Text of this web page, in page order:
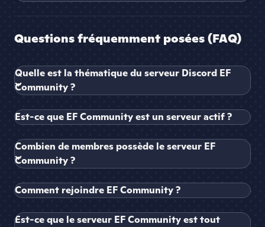
Questions fréquemment posées (FAQ)
Quelle est la thématique du serveur Discord EF
Community ?
Est-ce que EF Community est un serveur actif ?
Combien de membres possède le serveur EF
Community ?
Comment rejoindre EF Community ?
Est-ce que le serveur EF Community est tout